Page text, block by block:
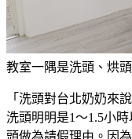
教室一隅是洗頭、烘
「洗頭對台北奶奶來
洗頭明明是1～1.5小